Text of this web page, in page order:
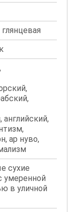
английский,
ар нуво,
сухие
умеренной
в уличной